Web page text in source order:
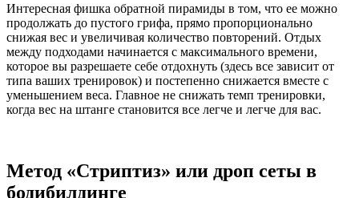
Интересная фишка обратной пирамиды в том, что ее можно
продолжать до пустого грифа, прямо пропорционально
снижая вес и увеличивая количество повторений. Отдых
между подходами начинается с максимального времени,
которое вы разрешаете себе отдохнуть (здесь все зависит от
типа ваших тренировок) и постепенно снижается вместе с
уменьшением веса. Главное не снижать темп тренировки,
когда вес на штанге становится все легче и легче для вас.
Метод «Стриптиз» или дроп сеты в
бодибилдинге